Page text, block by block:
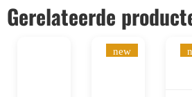
Gerelateerde
new